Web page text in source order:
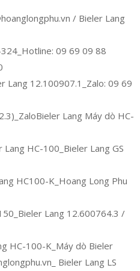
/ Bieler Lang
09 69 09 88
Lang 12.100907.1_Zalo: 09 69
Lang Máy dò HC-
HC-100_Bieler Lang GS
HC100-K_Hoang Long Phu
Lang 12.600764.3 /
HC-100-K_Máy dò Bieler
Bieler Lang LS